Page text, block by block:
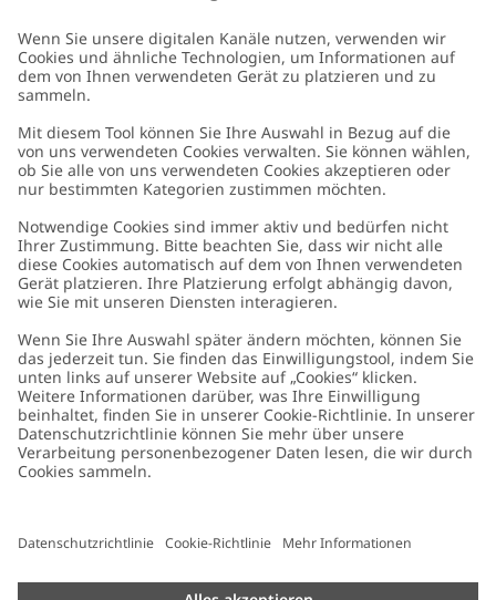
Schicken
Kundenservice
Kontaktieren Sie uns
FAQ
Barrierefreiheit
Datenschutzrichtlinie
Cookie-Richtlinie
Größenratgeber
Über uns
Über Newbie
Nachhaltigkeit
Impressum
Presse
Germany Standort ändern
Cookies